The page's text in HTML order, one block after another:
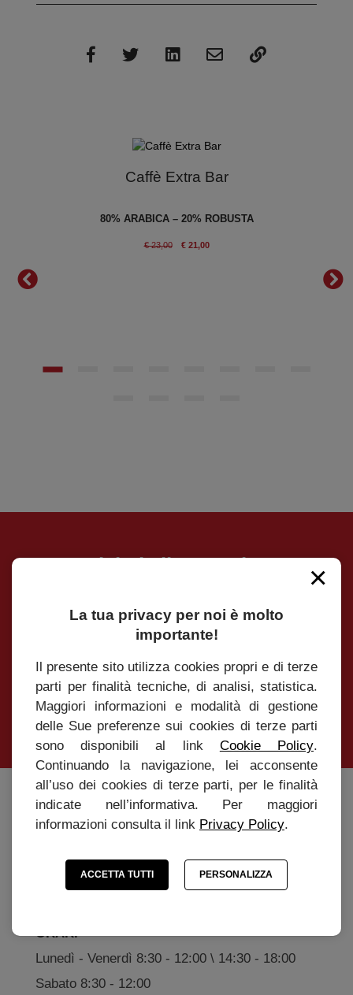
Caffè Extra Bar
80% ARABICA – 20% ROBUSTA
€ 23,00 € 21,00
Iscrivimi alla Newsletter
aggiornato su tutte le novità e le promozioni
INVIA
Caffè Roen s.r.l
Via Marconi, 20 - 37010 Affi (Verona)
Tel. +39 045 6201131 - P.IVA 04166750234
info@cafferoen.com
ORARI
Lunedì - Venerdì 8:30 - 12:00 \ 14:30 - 18:00
Sabato 8:30 - 12:00
×
La tua privacy per noi è molto
importante!
Il presente sito utilizza cookies propri e di terze
parti per finalità tecniche, di analisi, statistica.
Maggiori informazioni e modalità di gestione
delle Sue preferenze sui cookies di terze parti
sono disponibili al link Cookie Policy.
Continuando la navigazione, lei acconsente
all’uso dei cookies di terze parti, per le finalità
indicate nell’informativa. Per maggiori
informazioni consulta il link Privacy Policy.
ACCETTA TUTTI PERSONALIZZA